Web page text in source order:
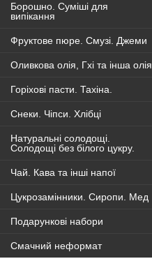
Борошно. Суміші для
випікання
Фруктове пюре. Смузі. Джеми
Оливкова олія, Гхі та інша олія
Горіхові пасти. Тахіна.
Снеки. Чіпси. Хлібці
Натуральні солодощі.
Солодощі без білого цукру.
Чай. Кава та інші напої
Цукрозамінники. Сиропи. Мед
Подарункові набори
Смачний неформат